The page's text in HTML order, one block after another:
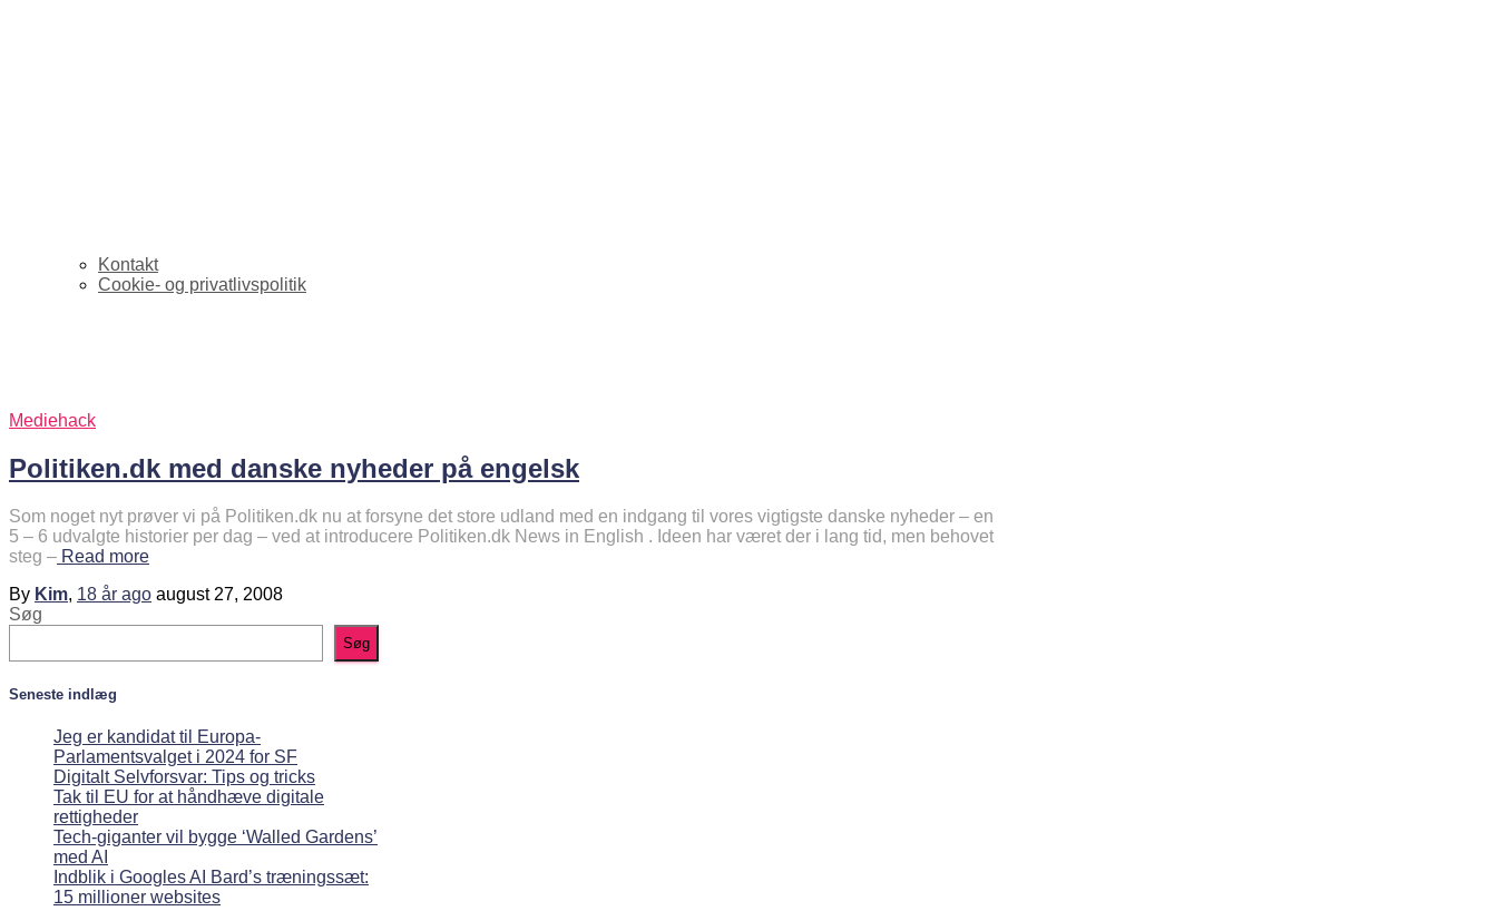
Kontakt
Cookie- og privatlivspolitik
Mediehack
Politiken.dk med danske nyheder på engelsk
Som noget nyt prøver vi på Politiken.dk nu at forsyne det store udland med en indgang til vores vigtigste danske nyheder – en
5 – 6 udvalgte historier per dag – ved at introducere Politiken.dk News in English . Ideen har været der i lang tid, men behovet
steg – Read more
By Kim, 18 år ago august 27, 2008
Søg
Søg
Seneste indlæg
Jeg er kandidat til Europa-
Parlamentsvalget i 2024 for SF
Digitalt Selvforsvar: Tips og tricks
Tak til EU for at håndhæve digitale
rettigheder
Tech-giganter vil bygge ‘Walled Gardens’
med AI
Indblik i Googles AI Bard’s træningssæt:
15 millioner websites